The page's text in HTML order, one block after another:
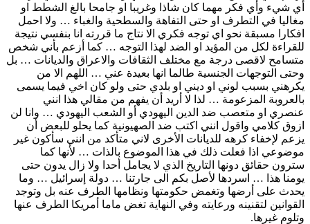
أي شيء وأي فكر مهما كان شاذا وغريبا او جامحا بالغ الشطط او
مغاليا في التطرف او حتى التفاهة والسطحية والغباء … ولا احمل
افكارا مسبقة نحو اي توجه فكري الا نتاج ما قررته انا بنفسي نتيجة
للقراءة لكل من المؤيد او الضد لهذا التوجه … كما أزعم بأني شخص
متسامح لاقصى درجة مع مختلف الثقافات والاعراق والديانات … بل
وحتى التوجهات الجنسية طالما انها بعيدة عني … اللهم الا من
يكرهني بسبب لوني او ديني او بلدي حتى ولو كان اخي فيما يسمى
بالعروبة المزعومة … لذا لا أريد أن يفهم من مقالي هذا انني
عنصري او متعصب ضد الدين اليهودي أو الشعب اليهودي … وانا لن
ازوق كلامي واقول انني اكتب ضد الصهيونية كما يحلو للبعض أن
يزعم لإخفاء كرهه للديانات الأخرى لاني متأكد من انني سأكون غير
موضوعي اذا فعلت ذلك في هذا الموضوع بالذات … لأنها كما
سترون حقائق دونها التاريخ الذي لا يجامل أحدا ولا زال يدون حتى
يومنا هذا … اسردها لأصل بكم الى جارتنا … دولة إسرائيل … وما
يحدث على أرضها وتغمض حكومتها ونظامها الطرف عنه بل وتوجد
القوانين لتقنينه ورعايته وفي النهاية تغض ماما أمريكا الطرف عنها
وتلوم غيرها.